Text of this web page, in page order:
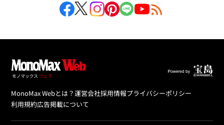
MonoMax Webとは？運営会社採用情報プライバシーポリシー
利用規約広告掲載について